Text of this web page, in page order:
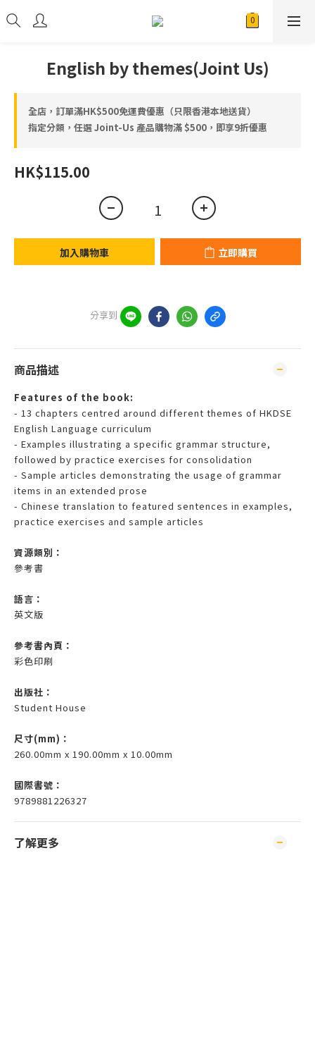
English by themes(Joint Us)
全店，訂單滿HK$500免運費優惠（只限香港本地送貨）
指定分類，任選 Joint-Us 產品⁠⁠購物滿 $500，即享9折優惠
HK$115.00
加入購物車 立即購買
分享到
商品描述
Features of the book:
- 13 chapters centred around different themes of HKDSE
English Language curriculum
- Examples illustrating a specific grammar structure,
followed by practice exercises for consolidation
- Sample articles demonstrating the usage of grammar
items in an extended prose
- Chinese translation to featured sentences in examples,
practice exercises and sample articles
資源類別：
參考書
語言：
英文版
參考書內頁：
彩色印刷
出版社：
Student House
尺寸(mm) ：
260.00mm x 190.00mm x 10.00mm
國際書號：
9789881226327
了解更多